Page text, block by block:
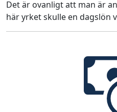
Det är ovanligt att man är
här yrket skulle en dagslön